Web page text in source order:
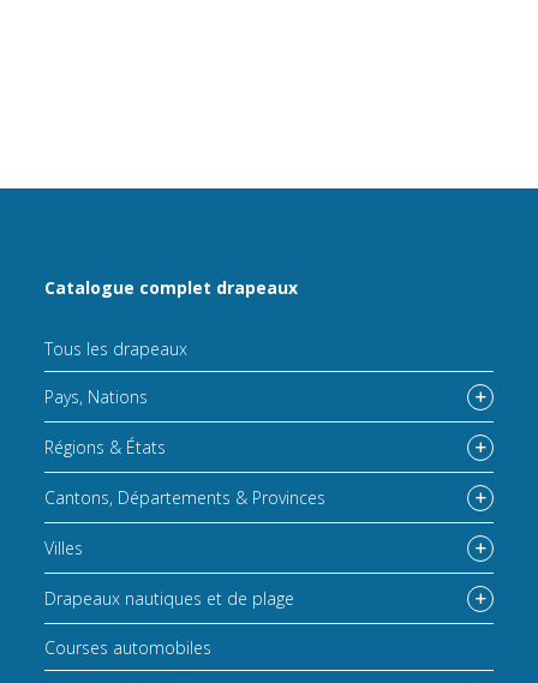
Catalogue complet drapeaux
Tous les drapeaux
Pays, Nations
Régions & États
Cantons, Départements & Provinces
Villes
Drapeaux nautiques et de plage
Courses automobiles